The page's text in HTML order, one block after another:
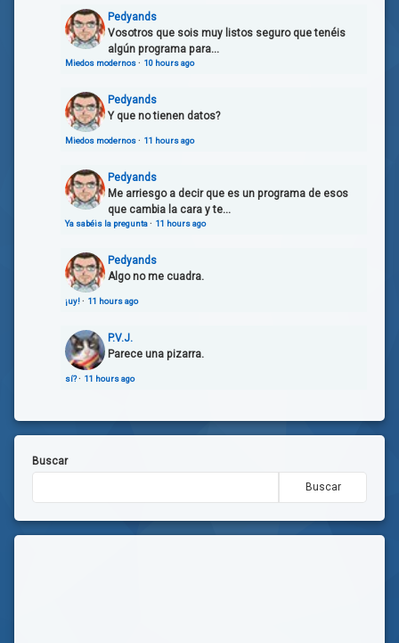
Pedyands
Vosotros que sois muy listos seguro que tenéis
algún programa para...
Miedos modernos· 10 hours ago
Pedyands
Y que no tienen datos?
Miedos modernos· 11 hours ago
Pedyands
Me arriesgo a decir que es un programa de esos
que cambia la cara y te...
Ya sabéis la pregunta· 11 hours ago
Pedyands
Algo no me cuadra.
¡uy!· 11 hours ago
P.V.J.
Parece una pizarra.
sí?· 11 hours ago
Buscar
Buscar